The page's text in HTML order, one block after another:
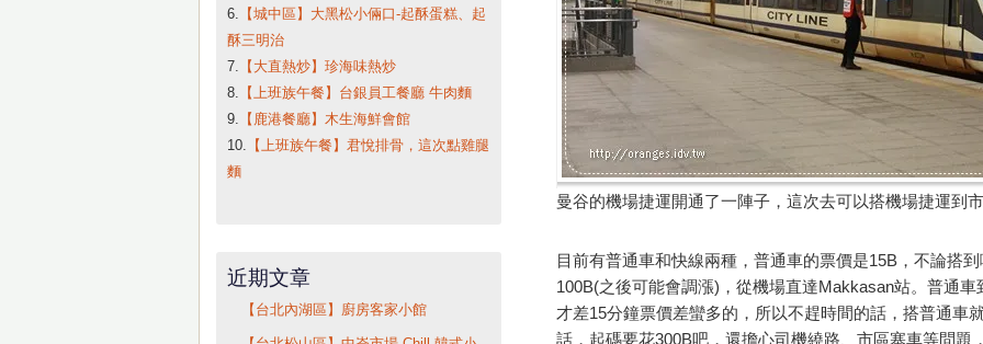
曼谷的機場捷運開通了一陣子，這次去可以搭機場捷運到
目前有普通車和快線兩種，普通車的票價是15B，不論搭
100B(之後可能會調漲)，從機場直達Makkasan站。普通
才差15分鐘票價差蠻多的，所以不趕時間的話，搭普通車
話，起碼要花300B吧，還擔心司機繞路、市區塞車等問題
6. 【城中區】大黑松小倆口-起酥蛋糕、起
酥三明治
7. 【大直熱炒】珍海味熱炒
8. 【上班族午餐】台銀員工餐廳 牛肉麵
9. 【鹿港餐廳】木生海鮮會館
10. 【上班族午餐】君悅排骨，這次點雞腿
麵
近期文章
【台北內湖區】廚房客家小館